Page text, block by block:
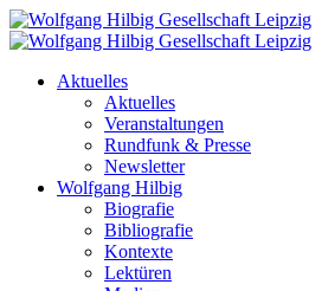
Aktuelles
Aktuelles
Veranstaltungen
Rundfunk & Presse
Newsletter
Wolfgang Hilbig
Biografie
Bibliografie
Kontexte
Lektüren